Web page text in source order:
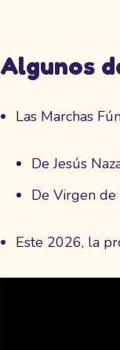
Algunos
Las Marchas
De Jesús
De Virgen de
Este 2026, la